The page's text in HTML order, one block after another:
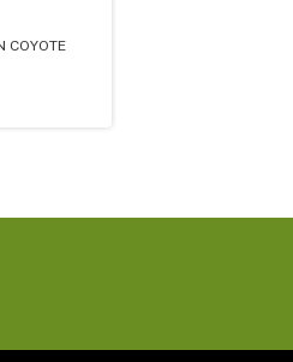
COYOTE